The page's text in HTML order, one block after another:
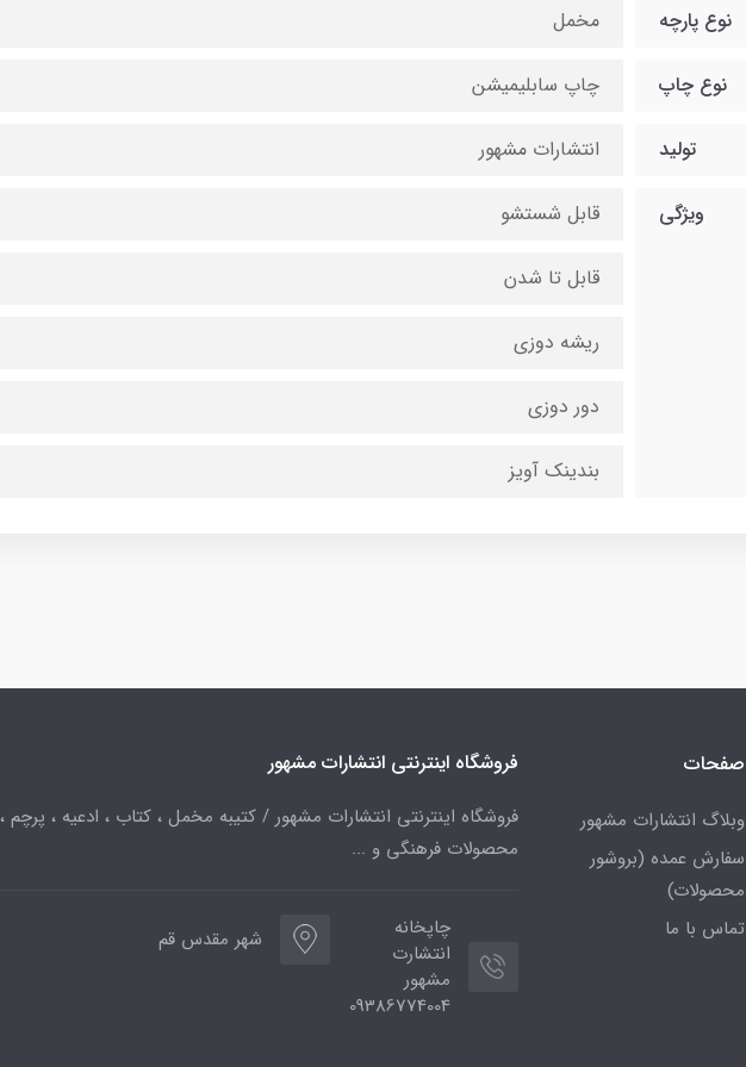
نوع پارچه مخمل
نوع چاپ چاپ سابلیمیشن
تولید انتشارات مشهور
ویژگی قابل شستشو
قابل تا شدن
ریشه دوزی
دور دوزی
بندینک آویز
صفحات
وبلاگ انتشارات مشهور
سفارش عمده (بروشور
محصولات)
تماس با ما
فروشگاه اینترنتی انتشارات مشهور
فروشگاه اینترنتی انتشارات مشهور / کتیبه مخمل ، کتاب ، ادعیه ، پرچم ،
محصولات فرهنگی و ...
چاپخانه
انتشارت
مشهور
09386774004
شهر مقدس قم